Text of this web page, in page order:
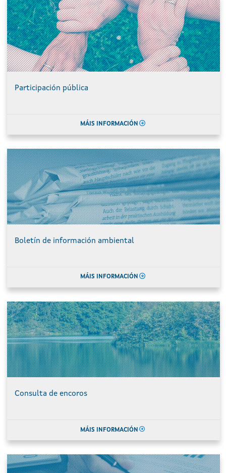
Participación pública
MÁIS INFORMACIÓN
Boletín de información ambiental
MÁIS INFORMACIÓN
Consulta de encoros
MÁIS INFORMACIÓN